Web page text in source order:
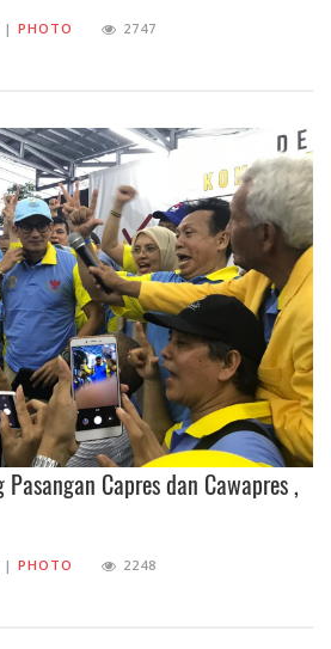
PHOTO 2747
Capres dan Cawapres ,
PHOTO 2248